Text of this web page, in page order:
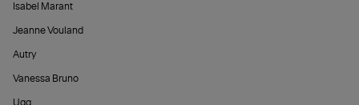
Isabel Marant
Jeanne Vouland
Autry
Vanessa Bruno
Ugg